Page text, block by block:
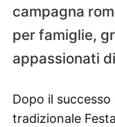
campagna
per famiglie,
appassionati
Dopo il
tradizionale